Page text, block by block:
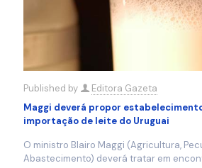
Published by
Editora Gazeta
Maggi deverá propor
importação de leite do Uruguai
O ministro Blairo Maggi (Agricultura,
Abastecimento) deverá tratar em